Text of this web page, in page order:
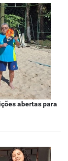
abertas para